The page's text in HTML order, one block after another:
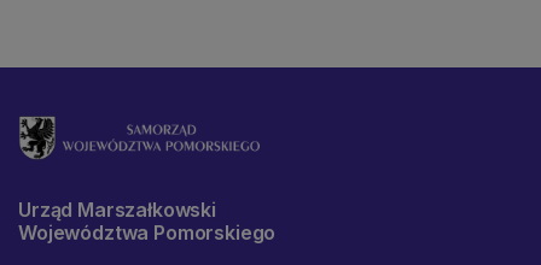
Urząd Marszałkowski
Województwa Pomorskiego